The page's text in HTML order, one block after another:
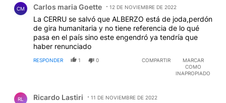
CM Carlos maria Goette 12 DE NOVIEMBRE DE 2022
La CERRU se salvó que ALBERZO está de joda,perdón
de gira humanitaria y no tiene referencia de lo qué
pasa en el país sino este engendró ya tendría que
haber renunciado
RESPONDER 1 0 COMPARTIR
MARCAR
COMO
INAPROPIADO
RL Ricardo Lastiri 11 DE NOVIEMBRE DE 2022